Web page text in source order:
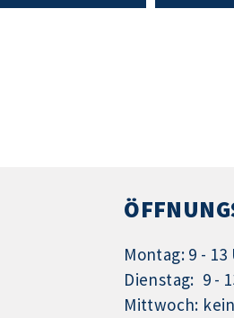
Montag: 9 - 13
Dienstag: 9 -
Mittwoch: